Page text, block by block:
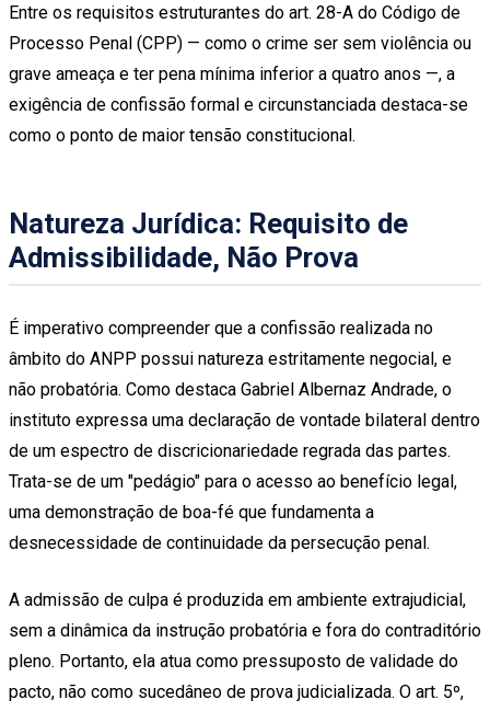
Entre os requisitos estruturantes do art. 28-A do Código de
Processo Penal (CPP) — como o crime ser sem violência ou
grave ameaça e ter pena mínima inferior a quatro anos —, a
exigência de confissão formal e circunstanciada destaca-se
como o ponto de maior tensão constitucional.
Natureza Jurídica: Requisito de
Admissibilidade, Não Prova
É imperativo compreender que a confissão realizada no
âmbito do ANPP possui natureza estritamente negocial, e
não probatória. Como destaca Gabriel Albernaz Andrade, o
instituto expressa uma declaração de vontade bilateral dentro
de um espectro de discricionariedade regrada das partes.
Trata-se de um "pedágio" para o acesso ao benefício legal,
uma demonstração de boa-fé que fundamenta a
desnecessidade de continuidade da persecução penal.
A admissão de culpa é produzida em ambiente extrajudicial,
sem a dinâmica da instrução probatória e fora do contraditório
pleno. Portanto, ela atua como pressuposto de validade do
pacto, não como sucedâneo de prova judicializada. O art. 5º,